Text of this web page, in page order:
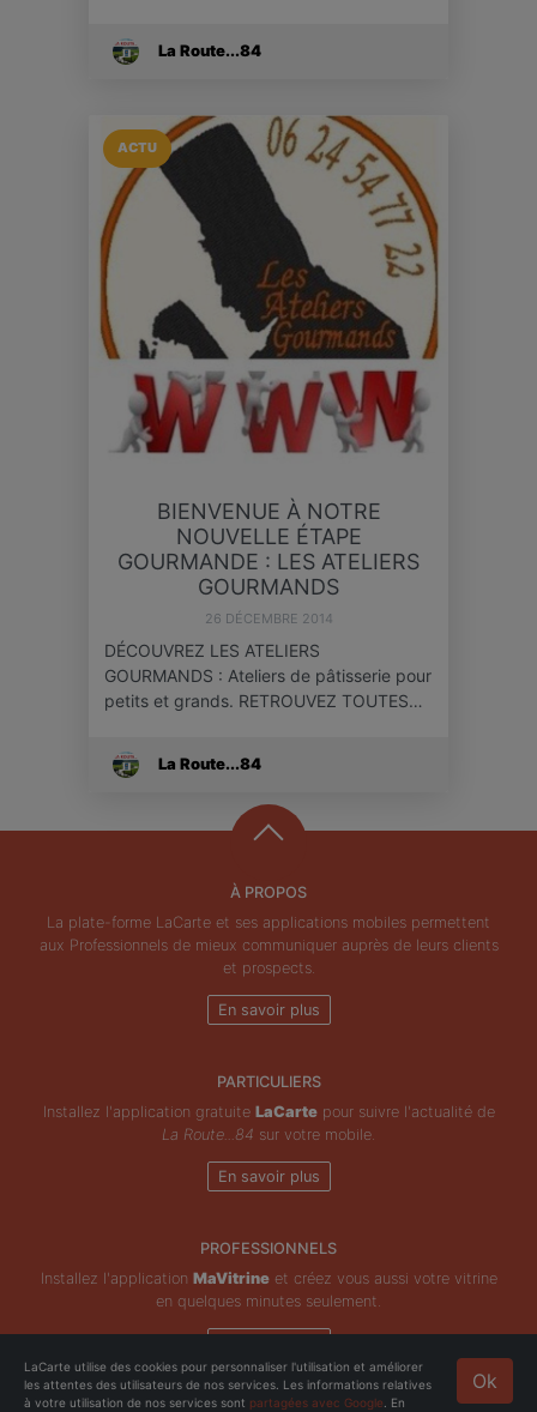
La Route...84
ACTU
BIENVENUE À NOTRE
NOUVELLE ÉTAPE
GOURMANDE : LES ATELIERS
GOURMANDS
26 DÉCEMBRE 2014
DÉCOUVREZ LES ATELIERS
GOURMANDS : Ateliers de pâtisserie pour
petits et grands. RETROUVEZ TOUTES…
La Route...84
À PROPOS
La plate-forme LaCarte et ses applications mobiles permettent
aux Professionnels de mieux communiquer auprès de leurs clients
et prospects.
En savoir plus
PARTICULIERS
Installez l'application gratuite LaCartepour suivre l'actualité de
La Route...84 sur votre mobile.
En savoir plus
PROFESSIONNELS
Installez l'application MaVitrineet créez vous aussi votre vitrine
en quelques minutes seulement.
Copyright © ZeMAP 2026 - Tous droits réservés. Ok
LaCarte utilise des cookies pour personnaliser l'utilisation et améliorer
les attentes des utilisateurs de nos services. Les informations relatives
à votre utilisation de nos services sont partagées avec Google . En